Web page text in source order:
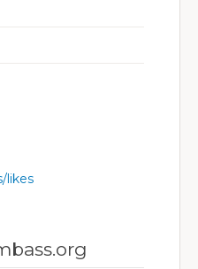
likes